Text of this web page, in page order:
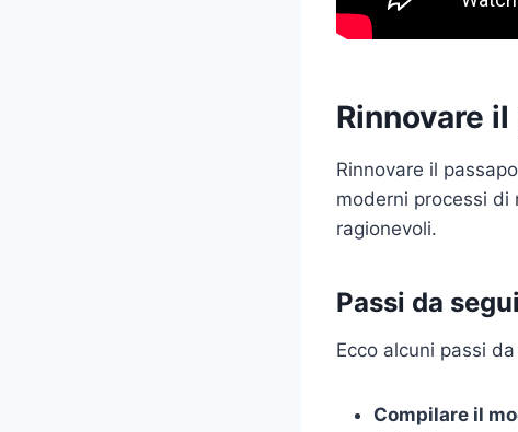
Rinnovare
Rinnovare il
moderni processi di
ragionevoli.
Passi da
Ecco alcuni passi
Compilare il